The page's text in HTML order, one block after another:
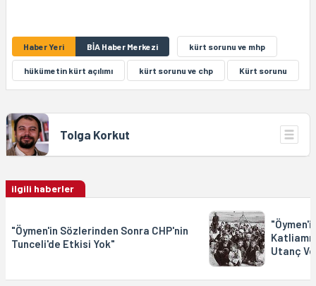
Haber Yeri BİA Haber Merkezi kürt sorunu ve mhp
hükümetin kürt açılımı kürt sorunu ve chp Kürt sorunu
Tolga Korkut
ilgili haberler
"Öymen'in Sözlerinden Sonra CHP'nin
Tunceli'de Etkisi Yok"
Utanç